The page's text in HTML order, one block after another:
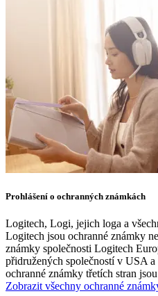
Prohlášení o ochranných známkách
Logitech, Logi, jejich loga a
Logitech jsou ochranné známky
známky společnosti Logitech
přidružených společností v USA
ochranné známky třetích stran
Zobrazit všechny ochranné